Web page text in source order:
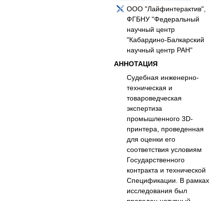
ООО "Лайфинтерактив",
ФГБНУ "Федеральный
научный центр
"Кабардино-Балкарский
научный центр РАН"
АННОТАЦИЯ
Судебная инженерно-
техническая и
товароведческая
экспертиза
промышленного 3D-
принтера, проведенная
для оценки его
соответствия условиям
Государственного
контракта и технической
Спецификации. В рамках
исследования был